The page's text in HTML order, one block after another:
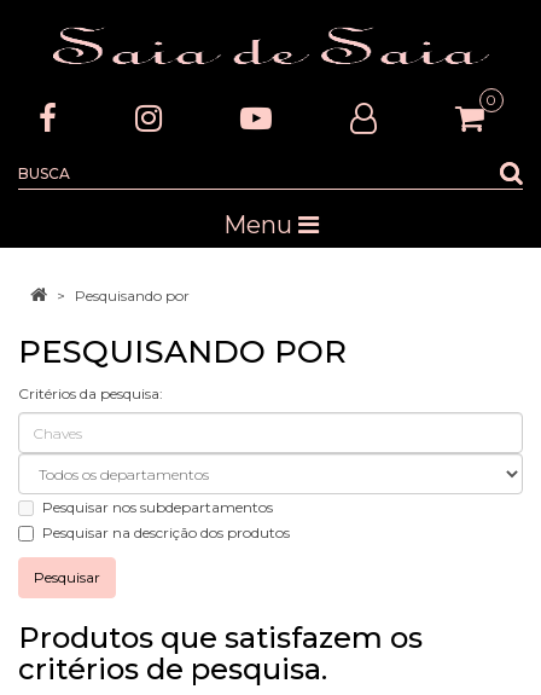
0
Menu
Pesquisando por
PESQUISANDO POR
Critérios da pesquisa:
Pesquisar nos subdepartamentos
Pesquisar na descrição dos produtos
Produtos que satisfazem os
critérios de pesquisa.